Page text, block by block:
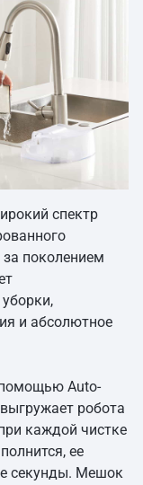
спектр
поколением
и абсолютное
помощью Auto-
робота
каждой чистке
ее
секунды. Мешок